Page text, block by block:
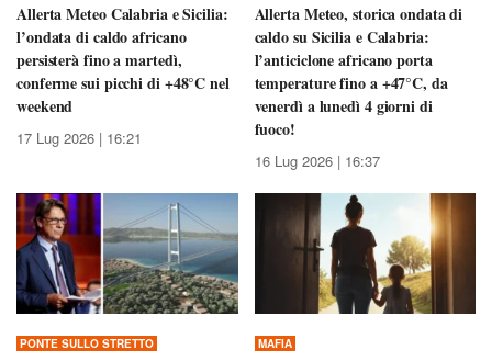
Allerta Meteo Calabria e Sicilia:
l’ondata di caldo africano
persisterà fino a martedì,
conferme sui picchi di +48°C nel
weekend
17 Lug 2026 | 16:21
Allerta Meteo, storica ondata di
caldo su Sicilia e Calabria:
l’anticiclone africano porta
temperature fino a +47°C, da
venerdì a lunedì 4 giorni di
fuoco!
16 Lug 2026 | 16:37
PONTE SULLO STRETTO MAFIA